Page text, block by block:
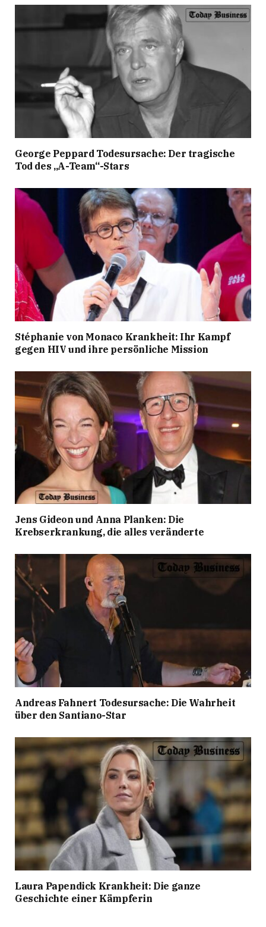
George Peppard Todesursache: Der tragische
Tod des „A-Team“-Stars
Stéphanie von Monaco Krankheit: Ihr Kampf
gegen HIV und ihre persönliche Mission
Jens Gideon und Anna Planken: Die
Krebserkrankung, die alles veränderte
Andreas Fahnert Todesursache: Die Wahrheit
über den Santiano-Star
Laura Papendick Krankheit: Die ganze
Geschichte einer Kämpferin